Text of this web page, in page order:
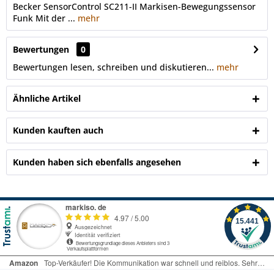
Becker SensorControl SC211-II Markisen-Bewegungssensor
Funk Mit der ... mehr
Bewertungen
0
Bewertungen lesen, schreiben und diskutieren... mehr
Ähnliche Artikel
Kunden kauften auch
Kunden haben sich ebenfalls angesehen